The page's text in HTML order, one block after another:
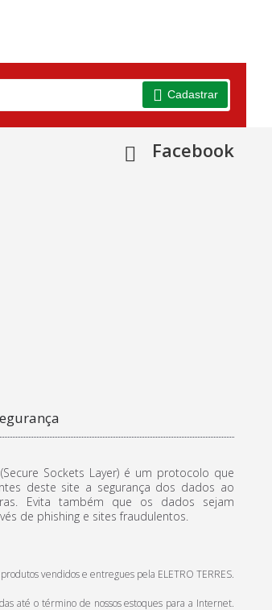
Cadastrar
Facebook
Sockets Layer) é um protocolo que
deste site a segurança dos dados ao
Evita também que os dados sejam
de phishing e sites fraudulentos.
vendidos e entregues pela ELETRO TERRES.
até o término de nossos estoques para a Internet.